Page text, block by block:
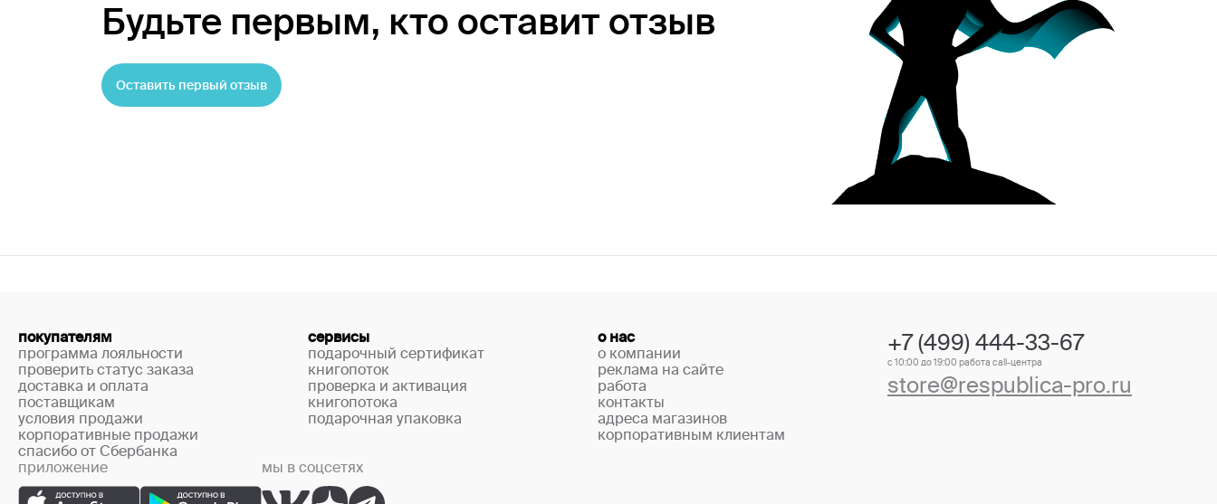
Будьте первым, кто оставит отзыв
Оставить первый отзыв
покупателям
программа лояльности
проверить статус заказа
доставка и оплата
поставщикам
условия продажи
корпоративные продажи
спасибо от Сбербанка
сервисы
подарочный сертификат
книгопоток
проверка и активация
книгопотока
подарочная упаковка
о нас
о компании
реклама на сайте
работа
контакты
адреса магазинов
корпоративным клиентам
+7 (499) 444-33-67
с 10:00 до 19:00 работа call-центра
store@respublica-pro.ru
приложение мы в соцсетях